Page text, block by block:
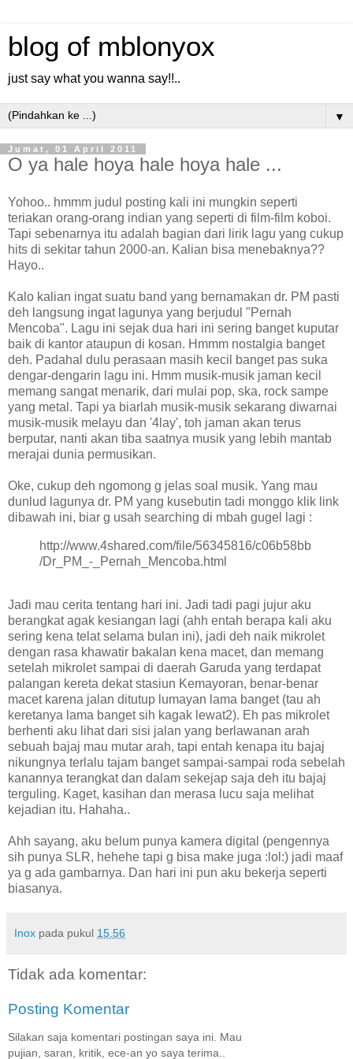
blog of mblonyox
just say what you wanna say!!..
▼
Jumat, 01 April 2011
O ya hale hoya hale hoya hale ...
Yohoo.. hmmm judul posting kali ini mungkin seperti
teriakan orang-orang indian yang seperti di film-film koboi.
Tapi sebenarnya itu adalah bagian dari lirik lagu yang cukup
hits di sekitar tahun 2000-an. Kalian bisa menebaknya??
Hayo..
Kalo kalian ingat suatu band yang bernamakan dr. PM pasti
deh langsung ingat lagunya yang berjudul "Pernah
Mencoba". Lagu ini sejak dua hari ini sering banget kuputar
baik di kantor ataupun di kosan. Hmmm nostalgia banget
deh. Padahal dulu perasaan masih kecil banget pas suka
dengar-dengarin lagu ini. Hmm musik-musik jaman kecil
memang sangat menarik, dari mulai pop, ska, rock sampe
yang metal. Tapi ya biarlah musik-musik sekarang diwarnai
musik-musik melayu dan '4lay', toh jaman akan terus
berputar, nanti akan tiba saatnya musik yang lebih mantab
merajai dunia permusikan.
Oke, cukup deh ngomong g jelas soal musik. Yang mau
dunlud lagunya dr. PM yang kusebutin tadi monggo klik link
dibawah ini, biar g usah searching di mbah gugel lagi :
http://www.4shared.com/file/56345816/c06b58bb
/Dr_PM_-_Pernah_Mencoba.html
Jadi mau cerita tentang hari ini. Jadi tadi pagi jujur aku
berangkat agak kesiangan lagi (ahh entah berapa kali aku
sering kena telat selama bulan ini), jadi deh naik mikrolet
dengan rasa khawatir bakalan kena macet, dan memang
setelah mikrolet sampai di daerah Garuda yang terdapat
palangan kereta dekat stasiun Kemayoran, benar-benar
macet karena jalan ditutup lumayan lama banget (tau ah
keretanya lama banget sih kagak lewat2). Eh pas mikrolet
berhenti aku lihat dari sisi jalan yang berlawanan arah
sebuah bajaj mau mutar arah, tapi entah kenapa itu bajaj
nikungnya terlalu tajam banget sampai-sampai roda sebelah
kanannya terangkat dan dalam sekejap saja deh itu bajaj
terguling. Kaget, kasihan dan merasa lucu saja melihat
kejadian itu. Hahaha..
Ahh sayang, aku belum punya kamera digital (pengennya
sih punya SLR, hehehe tapi g bisa make juga :lol:) jadi maaf
ya g ada gambarnya. Dan hari ini pun aku bekerja seperti
biasanya.
Inox pada pukul 15.56
Tidak ada komentar:
Posting Komentar
Silakan saja komentari postingan saya ini. Mau
pujian, saran, kritik, ece-an yo saya terima..